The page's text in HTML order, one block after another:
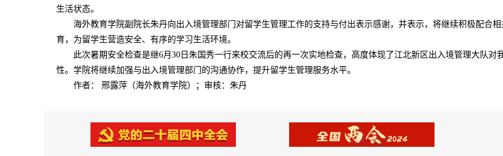
生活状态。
海外教育学院副院长朱丹向出入境管理部门对留学生管理工作的支持与付出表示感谢，并表示，将继续积极配合
育，为留学生营造安全、有序的学习生活环境。
此次暑期安全检查是继6月30日朱国秀一行来校交流后的再一次实地检查，高度体现了江北新区出入境管理大队
性。学院将继续加强与出入境管理部门的沟通协作，提升留学生管理服务水平。
作者： 邢露萍（海外教育学院）；审核：朱丹